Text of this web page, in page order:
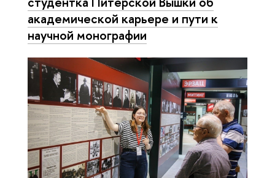
академической карьере и пути к
научной монографии